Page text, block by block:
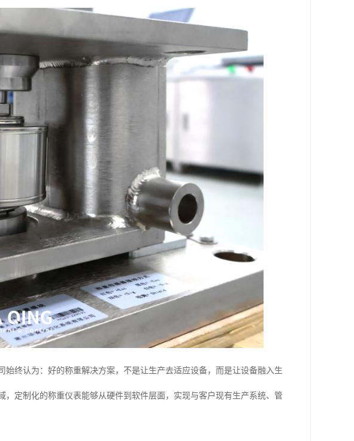
终认为：好的称重解决方案，不是让生产去适应设备，而是让设备融入生
定制化的称重仪表能够从硬件到软件层面，实现与客户现有生产系统、管